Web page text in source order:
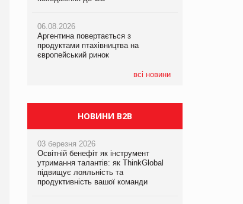
06.08.2026
Аргентина повертається з
продуктами птахівництва на
європейський ринок
всі новини
06.08.2026
Аргентина повертається з
продуктами птахівництва на
європейський ринок
06.08.2026
Аргентина повертається з
продуктами птахівництва на
європейський ринок
НОВИНИ B2B
03 березня 2026
Освітній бенефіт як інструмент
утримання талантів: як ThinkGlobal
підвищує лояльність та
продуктивність вашої команди